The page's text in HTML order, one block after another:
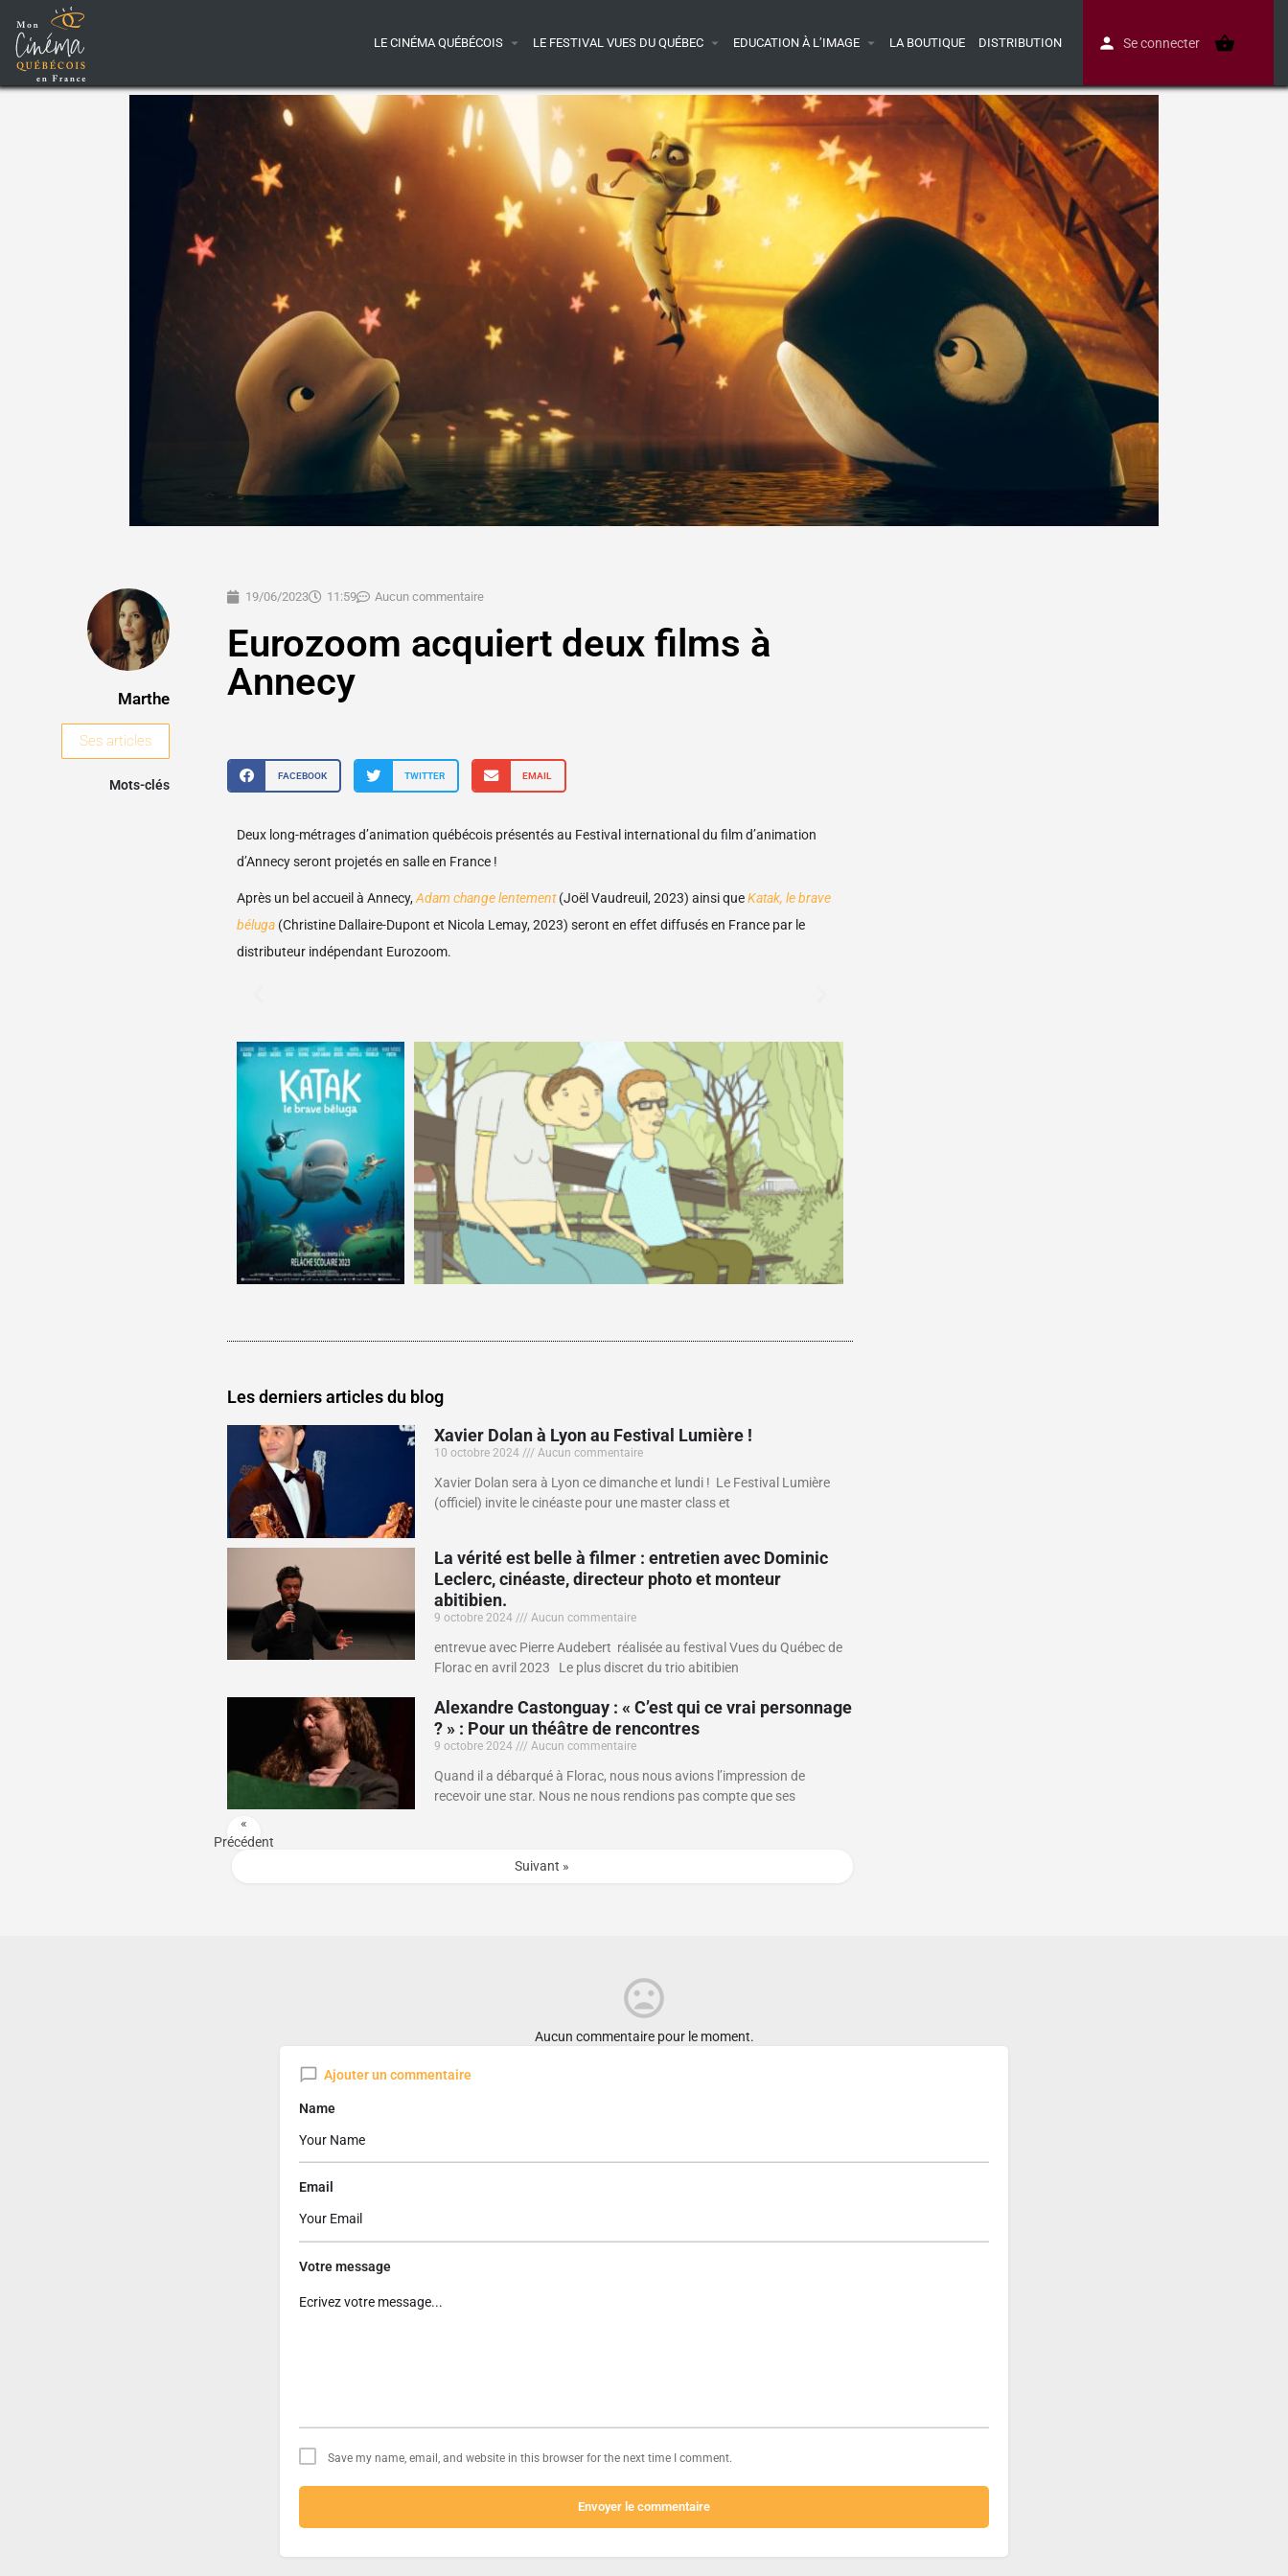
LE CINÉMA QUÉBÉCOIS LE FESTIVAL VUES DU QUÉBEC EDUCATION À L’IMAGE LA BOUTIQUE DISTRIBUTION Se connecter
Marthe
Ses articles
Mots-clés
19/06/2023 11:59 Aucun commentaire
Eurozoom acquiert deux films à
Annecy
FACEBOOK TWITTER EMAIL
Deux long-métrages d’animation québécois présentés au Festival international du film d’animation
d’Annecy seront projetés en salle en France !
Après un bel accueil à Annecy, Adam change lentement(Joël Vaudreuil, 2023) ainsi queKatak, le brave
béluga(Christine Dallaire-Dupont et Nicola Lemay, 2023) seront en effet diffusés en France par le
distributeur indépendant Eurozoom.
Les derniers articles du blog
Xavier Dolan à Lyon au Festival Lumière !
10 octobre 2024 Aucun commentaire
Xavier Dolan sera à Lyon ce dimanche et lundi ! Le Festival Lumière
(officiel) invite le cinéaste pour une master class et
La vérité est belle à filmer : entretien avec Dominic
Leclerc, cinéaste, directeur photo et monteur
abitibien.
9 octobre 2024 Aucun commentaire
entrevue avec Pierre Audebert réalisée au festival Vues du Québec de
Florac en avril 2023 Le plus discret du trio abitibien
Alexandre Castonguay : « C’est qui ce vrai personnage
? » : Pour un théâtre de rencontres
9 octobre 2024 Aucun commentaire
Quand il a débarqué à Florac, nous nous avions l’impression de
recevoir une star. Nous ne nous rendions pas compte que ses
«
Précédent
Suivant »
Aucun commentaire pour le moment.
Ajouter un commentaire
Name
Email
Votre message
Save my name, email, and website in this browser for the next time I comment.
Envoyer le commentaire